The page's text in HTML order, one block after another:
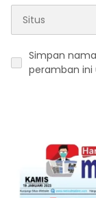
Simpan
peramban ini